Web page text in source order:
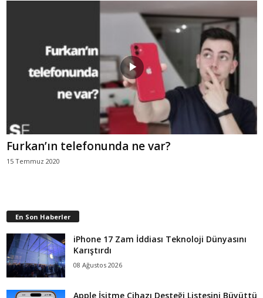
Furkan’ın telefonunda ne var?
15 Temmuz 2020
En Son Haberler
iPhone 17 Zam İddiası Teknoloji Dünyasını
Karıştırdı
08 Ağustos 2026
Apple İşitme Cihazı Desteği Listesini Büyüttü